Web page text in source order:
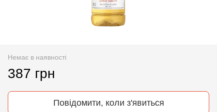
Немає в наявності
387 грн
Повідомити, коли з'явиться